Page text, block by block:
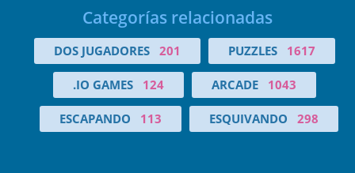
Categorías relacionadas
DOS JUGADORES 201 PUZZLES 1617
.IO GAMES 124 ARCADE 1043
ESCAPANDO 113 ESQUIVANDO 298